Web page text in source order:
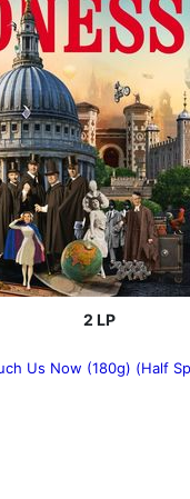
2 LP
Us Now (180g) (Half